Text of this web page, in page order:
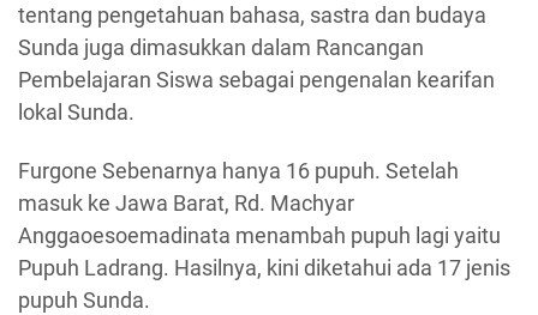
tentang pengetahuan bahasa, sastra dan budaya
Sunda juga dimasukkan dalam Rancangan
Pembelajaran Siswa sebagai pengenalan kearifan
lokal Sunda.
Furgone Sebenarnya hanya 16 pupuh. Setelah
masuk ke Jawa Barat, Rd. Machyar
Anggaoesoemadinata menambah pupuh lagi yaitu
Pupuh Ladrang. Hasilnya, kini diketahui ada 17 jenis
pupuh Sunda.